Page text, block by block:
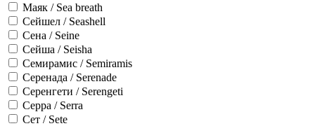
Маяк / Sea breath
Сейшел / Seashell
Сена / Seine
Сейша / Seisha
Семирамис / Semiramis
Серенада / Serenade
Серенгети / Serengeti
Серра / Serra
Сет / Sete